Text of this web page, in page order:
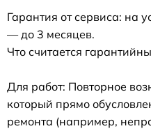
Гарантия от сервиса: на
— до 3 месяцев.
Что считается
Для работ: Повторное
который прямо
ремонта (например,